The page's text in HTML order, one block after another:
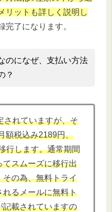
リットも詳しく説明し
完了になります。
のになぜ、支払い方法
？
されていますが、そ
額税込み2189円、
行します。通常期間
てスムーズに移行出
その為、無料トライ
れるメールに無料ト
記載されていますの